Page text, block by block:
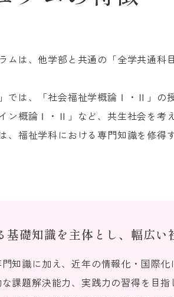
ムは、他学部と共通の「全学共通
」では、「社会福祉学概論Ⅰ・Ⅱ」
ン概論Ⅰ・Ⅱ」など、共生社会を考
、福祉学科における専門知識を修
基礎知識を主体とし、幅広
知識に加え、近年の情報化・国際
課題解決能力、実践力の習得を目